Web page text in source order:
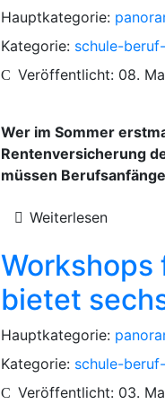
Hauptkategorie:
Kategorie: schule-
Veröffentlicht: 08.
Wer im Sommer
Rentenversicherung
müssen
Weiterlesen
bietet
Hauptkategorie:
Kategorie: schule-
Veröffentlicht: 03.